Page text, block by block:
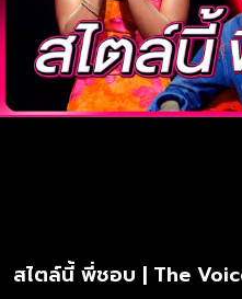
สไตล์นี้ พี่ชอบ | The